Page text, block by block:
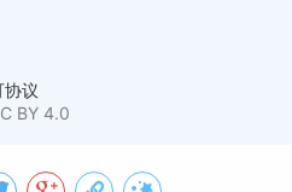
协议
BY 4.0